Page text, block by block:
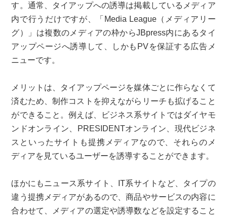
す。通常、タイアップへの誘導は掲載しているメディア
内で行うだけですが、「Media League（メディアリー
グ）」は複数のメディアの枠からJBpress内にあるタイ
アップページへ誘導して、しかもPVを保証する広告メ
ニューです。
メリットは、タイアップページを媒体ごとに作らなくて
済むため、制作コストを抑えながらリーチも拡げること
ができること。例えば、ビジネス系サイトではダイヤモ
ンドオンライン、PRESIDENTオンライン、現代ビジネ
スといったサイトも提携メディアなので、それらのメ
ディアを見ているユーザーを誘導することができます。
ほかにもニュース系サイト、IT系サイトなど、タイプの
違う提携メディアがあるので、商品やサービスの内容に
合わせて、メディアの選定や誘導数などを設定すること